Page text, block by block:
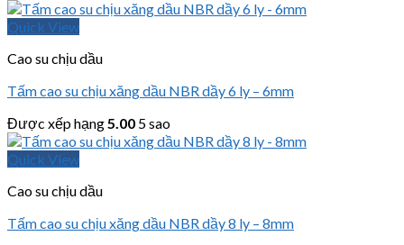
Quick View
Cao su chịu dầu
Tấm cao su chịu xăng dầu NBR dầy 6 ly – 6mm
Được xếp hạng5.00 5 sao
Quick View
Cao su chịu dầu
Tấm cao su chịu xăng dầu NBR dầy 8 ly – 8mm